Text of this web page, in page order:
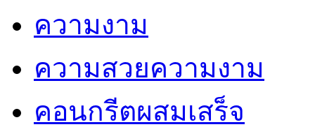
ความงาม
ความสวยความงาม
คอนกรีตผสมเสร็จ